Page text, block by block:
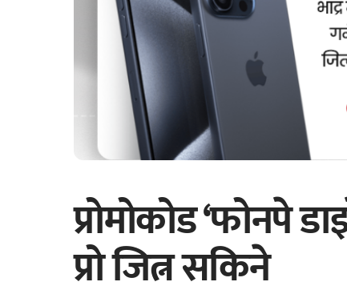
प्रोमोकोड ‘फोनपे
प्रो जित्न सकिने